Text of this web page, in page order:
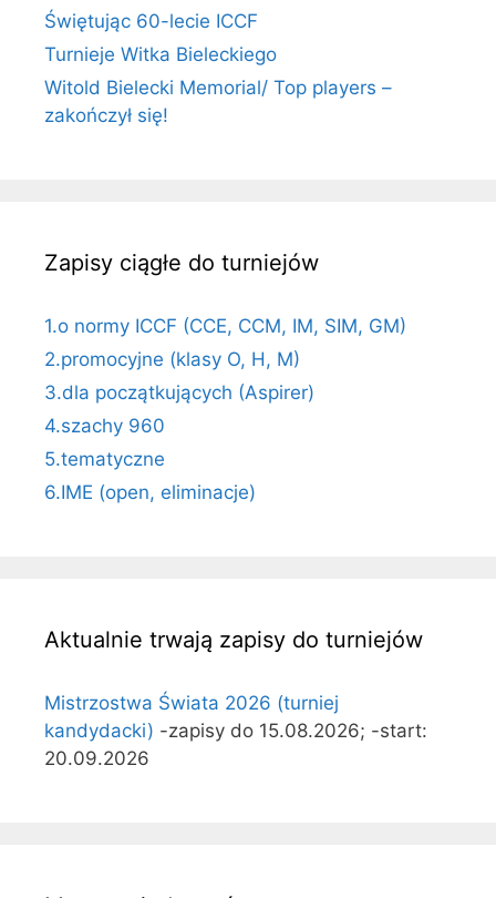
Świętując 60-lecie ICCF
Turnieje Witka Bieleckiego
Witold Bielecki Memorial/ Top players –
zakończył się!
Zapisy ciągłe do turniejów
1.o normy ICCF (CCE, CCM, IM, SIM, GM)
2.promocyjne (klasy O, H, M)
3.dla początkujących (Aspirer)
4.szachy 960
5.tematyczne
6.IME (open, eliminacje)
Aktualnie trwają zapisy do turniejów
Mistrzostwa Świata 2026 (turniej
kandydacki) -zapisy do 15.08.2026; -start:
20.09.2026